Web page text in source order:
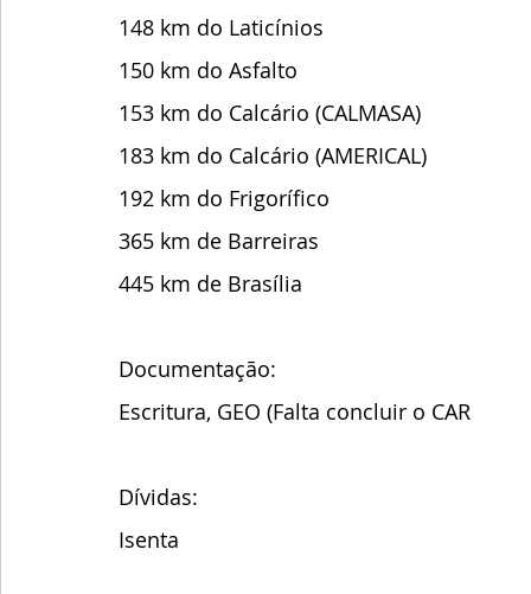
148 km do Laticínios
150 km do Asfalto
153 km do Calcário (CALMASA)
183 km do Calcário (AMERICAL)
192 km do Frigorífico
365 km de Barreiras
445 km de Brasília
Documentação:
Escritura, GEO (Falta concluir o CAR
Dívidas:
Isenta